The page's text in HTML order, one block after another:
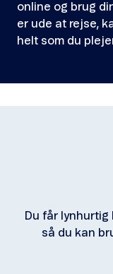
online og brug
er ude at rejse,
helt som du
Du får
så du kan